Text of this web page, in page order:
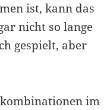
ist, kann das
nicht so lange
gespielt, aber
im